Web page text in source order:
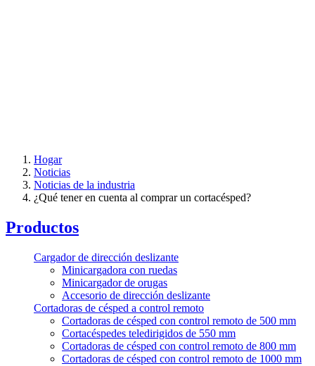
Hogar
Noticias
Noticias de la industria
¿Qué tener en cuenta al comprar un cortacésped?
Productos
Cargador de dirección deslizante
Minicargadora con ruedas
Minicargador de orugas
Accesorio de dirección deslizante
Cortadoras de césped a control remoto
Cortadoras de césped con control remoto de 500 mm
Cortacéspedes teledirigidos de 550 mm
Cortadoras de césped con control remoto de 800 mm
Cortadoras de césped con control remoto de 1000 mm